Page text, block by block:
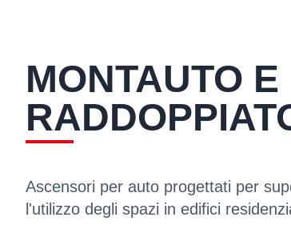
MONTAUTO E
Ascensori per auto progettati per
l'utilizzo degli spazi in edifici